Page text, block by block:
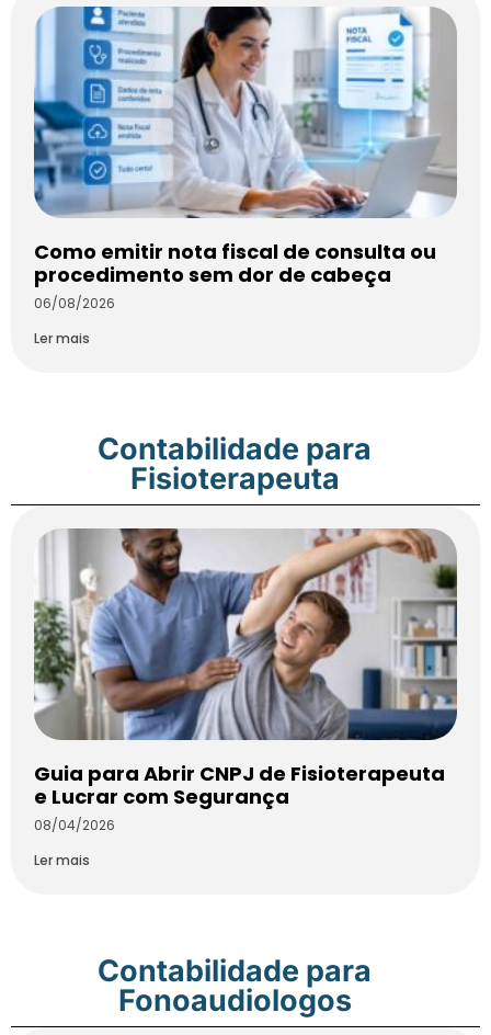
Como emitir nota fiscal de consulta ou
procedimento sem dor de cabeça
06/08/2026
Ler mais
Contabilidade para
Fisioterapeuta
Guia para Abrir CNPJ de Fisioterapeuta
e Lucrar com Segurança
08/04/2026
Ler mais
Contabilidade para
Fonoaudiologos